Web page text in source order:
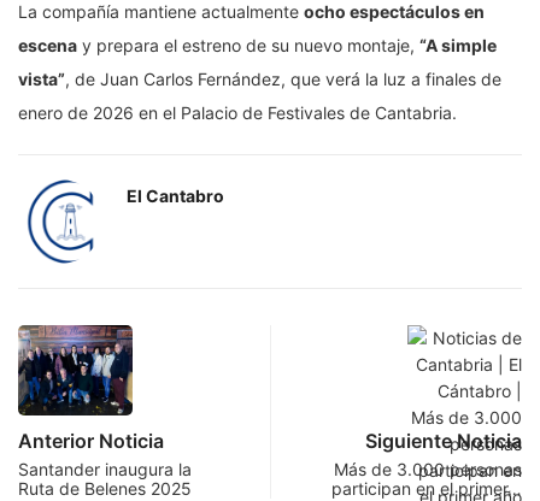
La compañía mantiene actualmente ocho espectáculos en
escena y prepara el estreno de su nuevo montaje, “A simple
vista”, de Juan Carlos Fernández, que verá la luz a finales de
enero de 2026 en el Palacio de Festivales de Cantabria.
El Cantabro
Anterior Noticia
Santander inaugura la
Ruta de Belenes 2025
Siguiente Noticia
Más de 3.000 personas
participan en el primer…